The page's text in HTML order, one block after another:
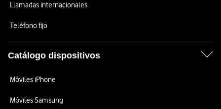
Llamadas internacionales
Teléfono fijo
Catálogo dispositivos
Móviles iPhone
Móviles Samsung